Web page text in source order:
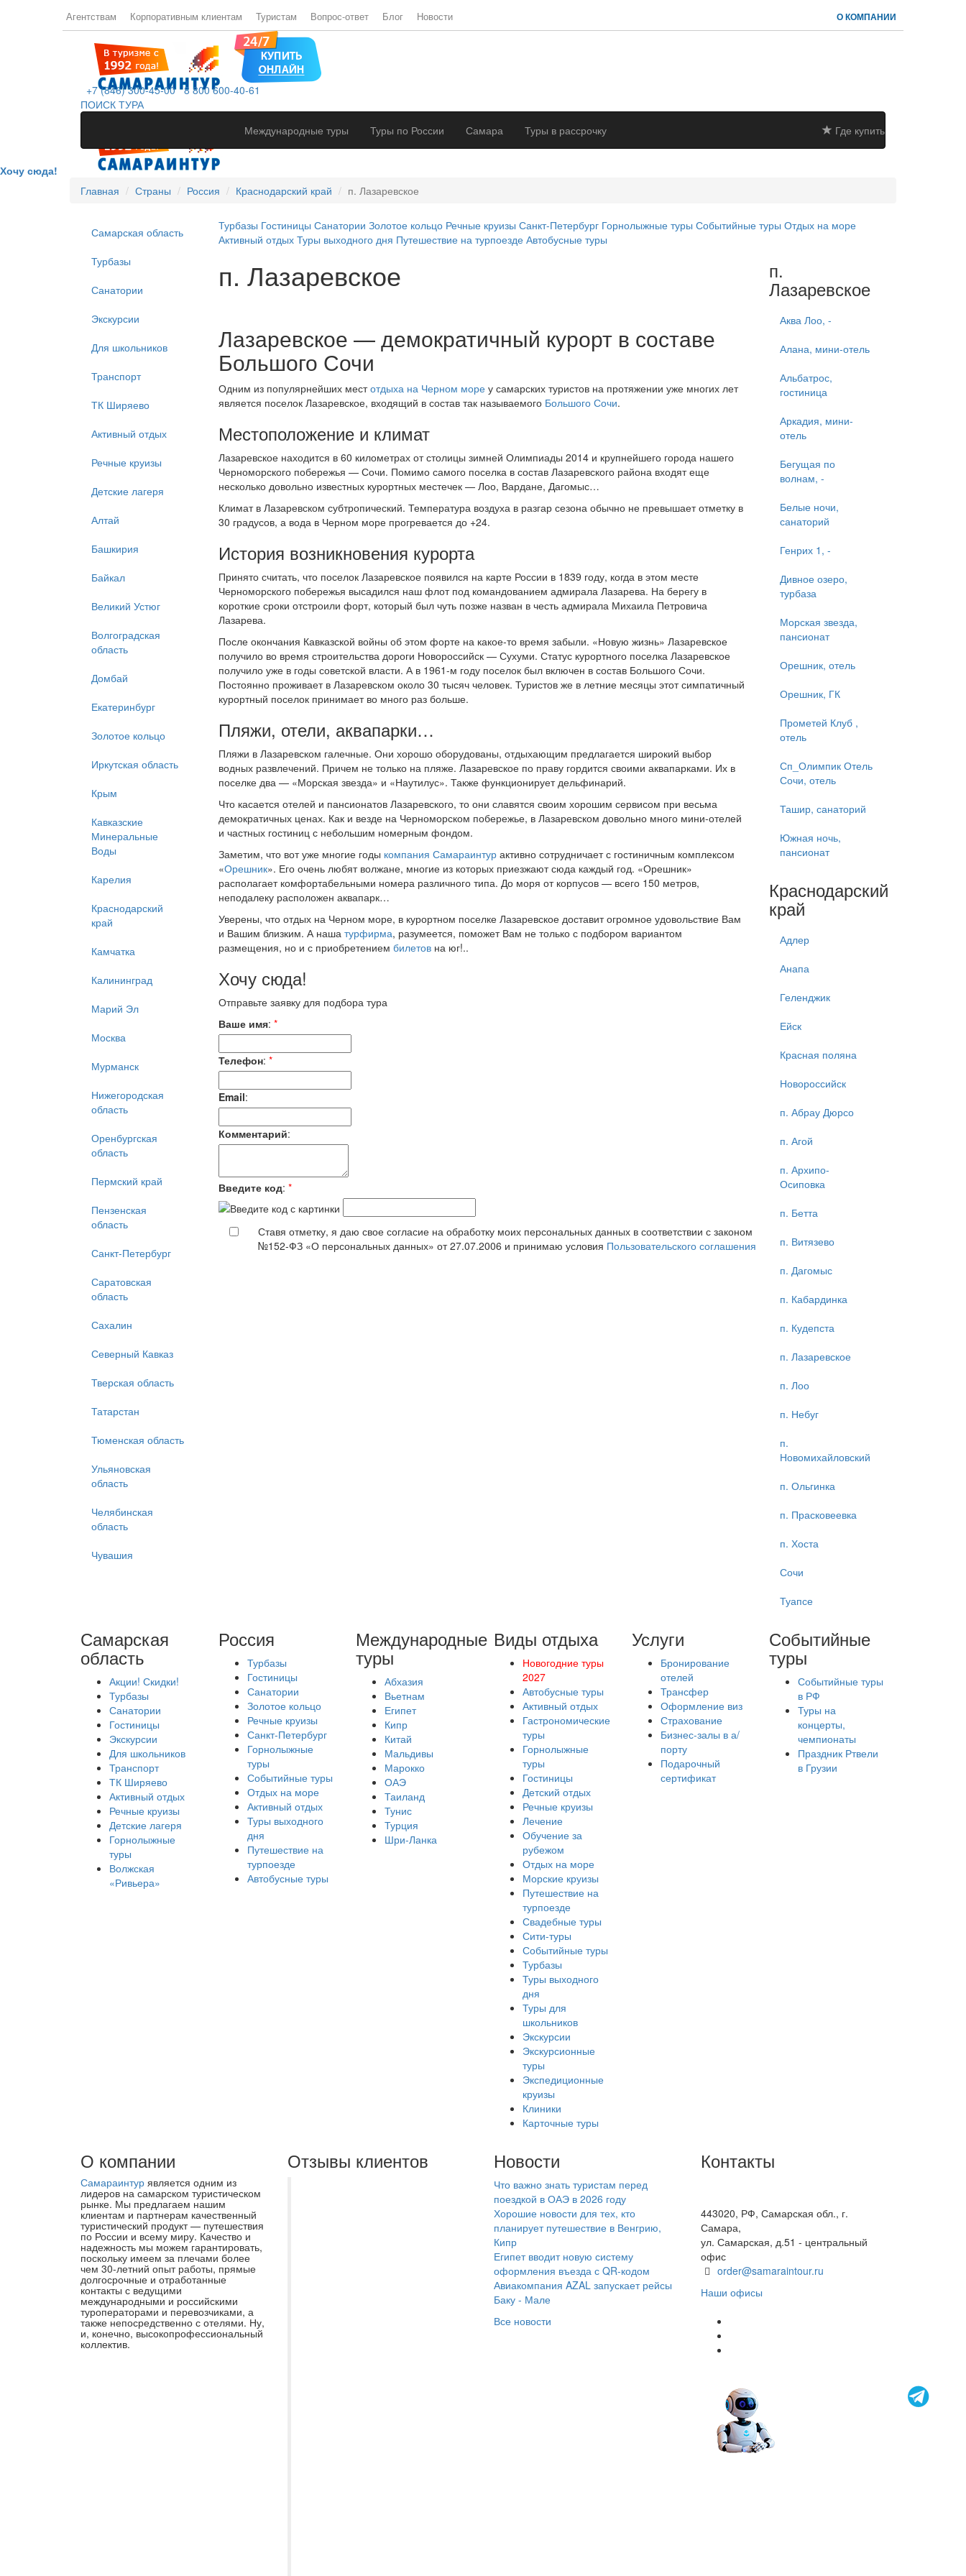
Агентствам Корпоративным клиентам Туристам Вопрос-ответ Блог Новости О КОМПАНИИ
+7 (846) 300-45-00 8 800 600-40-61
ПОИСК ТУРА
Международные туры
Туры по России Самара Туры в рассрочку Где купить
Хочу сюда!
Главная
Страны Россия Краснодарский край п. Лазаревское
Самарская область
Турбазы
Санатории
Экскурсии
Для школьников
Транспорт
ТК Ширяево
Активный отдых
Речные круизы
Детские лагеря
Алтай
Башкирия
Байкал
Великий Устюг
Волгоградская
область
Домбай
Екатеринбург
Золотое кольцо
Иркутская область
Крым
Кавказские
Минеральные
Воды
Карелия
Краснодарский
край
Камчатка
Калининград
Марий Эл
Москва
Мурманск
Нижегородская
область
Оренбургская
область
Пермский край
Пензенская
область
Санкт-Петербург
Саратовская
область
Сахалин
Северный Кавказ
Тверская область
Татарстан
Тюменская область
Ульяновская
область
Челябинская
область
Чувашия
Турбазы Гостиницы Санатории Золотое кольцо Речные круизы Санкт-Петербург Горнолыжные туры Событийные туры Отдых на море
Активный отдых Туры выходного дня Путешествие на турпоезде Автобусные туры
п. Лазаревское
Лазаревское — демократичный курорт в составе
Большого Сочи
Одним из популярнейших местотдыха на Черном мореу самарских туристов на протяжении уже многих лет
является поселок Лазаревское, входящий в состав так называемого Большого Сочи.
Местоположение и климат
Лазаревское находится в 60 километрах от столицы зимней Олимпиады 2014 и крупнейшего города нашего
Черноморского побережья — Сочи. Помимо самого поселка в состав Лазаревского района входят еще
несколько довольно известных курортных местечек — Лоо, Вардане, Дагомыс…
Климат в Лазаревском субтропический. Температура воздуха в разгар сезона обычно не превышает отметку в
30 градусов, а вода в Черном море прогревается до +24.
История возникновения курорта
Принято считать, что поселок Лазаревское появился на карте России в 1839 году, когда в этом месте
Черноморского побережья высадился наш флот под командованием адмирала Лазарева. На берегу в
короткие сроки отстроили форт, который был чуть позже назван в честь адмирала Михаила Петровича
Лазарева.
После окончания Кавказской войны об этом форте на какое-то время забыли. «Новую жизнь» Лазаревское
получило во время строительства дороги Новороссийск — Сухуми. Статус курортного поселка Лазаревское
получило уже в годы советской власти. А в 1961-м году поселок был включен в состав Большого Сочи.
Постоянно проживает в Лазаревском около 30 тысяч человек. Туристов же в летние месяцы этот симпатичный
курортный поселок принимает во много раз больше.
Пляжи, отели, аквапарки…
Пляжи в Лазаревском галечные. Они хорошо оборудованы, отдыхающим предлагается широкий выбор
водных развлечений. Причем не только на пляже. Лазаревское по праву гордится своими аквапарками. Их в
поселке два — «Морская звезда» и «Наутилус». Также функционирует дельфинарий.
Что касается отелей и пансионатов Лазаревского, то они славятся своим хорошим сервисом при весьма
демократичных ценах. Как и везде на Черноморском побережье, в Лазаревском довольно много мини-отелей
и частных гостиниц с небольшим номерным фондом.
Заметим, что вот уже многие годы компания Самараинтурактивно сотрудничает с гостиничным комплексом
«Орешник». Его очень любят волжане, многие из которых приезжают сюда каждый год. «Орешник»
располагает комфортабельными номера различного типа. До моря от корпусов — всего 150 метров,
неподалеку расположен аквапарк…
Уверены, что отдых на Черном море, в курортном поселке Лазаревское доставит огромное удовольствие Вам
и Вашим близким. А наша турфирма, разумеется, поможет Вам не только с подбором вариантом
размещения, но и с приобретением билетовна юг!..
Хочу сюда!
Отправьте заявку для подбора тура
Ваше имя: *
Телефон: *
Email:
Комментарий:
Введите код: *
Ставя отметку, я даю свое согласие на обработку моих персональных данных в соответствии с законом
№152-ФЗ «О персональных данных» от 27.07.2006 и принимаю условия Пользовательского соглашения
п.
Лазаревское
Аква Лоо, -
Алана, мини-отель
Альбатрос,
гостиница
Аркадия, мини-
отель
Бегущая по
волнам, -
Белые ночи,
санаторий
Генрих 1, -
Дивное озеро,
турбаза
Морская звезда,
пансионат
Орешник, отель
Орешник, ГК
Прометей Клуб ,
отель
Сп_Олимпик Отель
Сочи, отель
Ташир, санаторий
Южная ночь,
пансионат
Краснодарский
край
Адлер
Анапа
Геленджик
Ейск
Красная поляна
Новороссийск
п. Абрау Дюрсо
п. Агой
п. Архипо-
Осиповка
п. Бетта
п. Витязево
п. Дагомыс
п. Кабардинка
п. Кудепста
п. Лазаревское
п. Лоо
п. Небуг
п.
Новомихайловский
п. Ольгинка
п. Прасковеевка
п. Хоста
Сочи
Туапсе
Самарская
область
Акции! Скидки!
Турбазы
Санатории
Гостиницы
Экскурсии
Для школьников
Транспорт
ТК Ширяево
Активный отдых
Речные круизы
Детские лагеря
Горнолыжные
туры
Волжская
«Ривьера»
Россия
Турбазы
Гостиницы
Санатории
Золотое кольцо
Речные круизы
Санкт-Петербург
Горнолыжные
туры
Событийные туры
Отдых на море
Активный отдых
Туры выходного
дня
Путешествие на
турпоезде
Автобусные туры
Международные
туры
Абхазия
Вьетнам
Египет
Кипр
Китай
Мальдивы
Марокко
ОАЭ
Таиланд
Тунис
Турция
Шри-Ланка
Виды отдыха
Новогодние туры
2027
Автобусные туры
Активный отдых
Гастрономические
туры
Горнолыжные
туры
Гостиницы
Детский отдых
Речные круизы
Лечение
Обучение за
рубежом
Отдых на море
Морские круизы
Путешествие на
турпоезде
Свадебные туры
Сити-туры
Событийные туры
Турбазы
Туры выходного
дня
Туры для
школьников
Экскурсии
Экскурсионные
туры
Экспедиционные
круизы
Клиники
Карточные туры
Услуги
Бронирование
отелей
Трансфер
Оформление виз
Страхование
Бизнес-залы в а/
порту
Подарочный
сертификат
Событийные
туры
Событийные туры
в РФ
Туры на
концерты,
чемпионаты
Праздник Ртвели
в Грузии
О компании
Самараинтур является одним из
лидеров на самарском туристическом
рынке. Мы предлагаем нашим
клиентам и партнерам качественный
туристический продукт — путешествия
по России и всему миру. Качество и
надежность мы можем гарантировать,
поскольку имеем за плечами более
чем 30-летний опыт работы, прямые
долгосрочные и отработанные
контакты с ведущими
международными и российскими
туроператорами и перевозчиками, а
также непосредственно с отелями. Ну,
и, конечно, высокопрофессиональный
коллектив.
Отзывы клиентов Новости
Что важно знать туристам перед
поездкой в ОАЭ в 2026 году
Хорошие новости для тех, кто
планирует путешествие в Венгрию,
Кипр
Египет вводит новую систему
оформления въезда с QR-кодом
Авиакомпания AZAL запускает рейсы
Баку - Мале
Все новости
Контакты
443020, РФ, Самарская обл., г.
Самара,
ул. Самарская, д.51 - центральный
офис
order@samaraintour.ru
Наши офисы